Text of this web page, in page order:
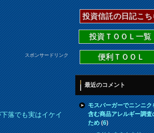
スポンサードリンク
落でも実はイケイ
投資信託の日記こち
投資ＴＯＯＬ一
便利ＴＯＯ
最近のコメント
モスバーガーでニンニク
含む商品アレルギー調査
ため(6)